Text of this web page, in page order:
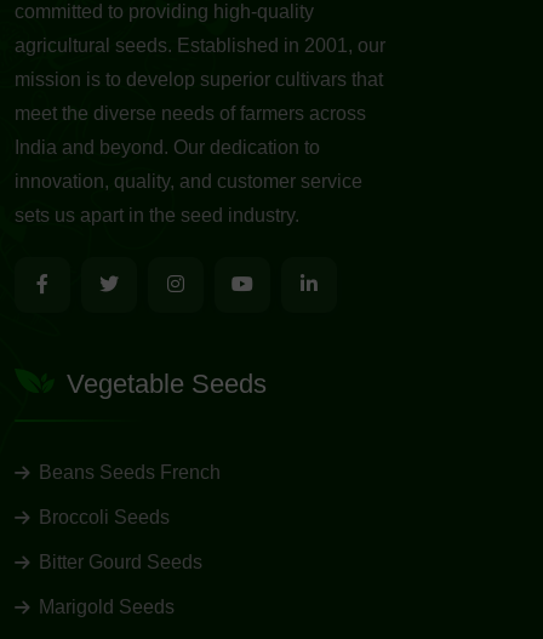
committed to providing high-quality
agricultural seeds. Established in 2001, our
mission is to develop superior cultivars that
meet the diverse needs of farmers across
India and beyond. Our dedication to
innovation, quality, and customer service
sets us apart in the seed industry.
Vegetable Seeds
Beans Seeds French
Broccoli Seeds
Bitter Gourd Seeds
Marigold Seeds